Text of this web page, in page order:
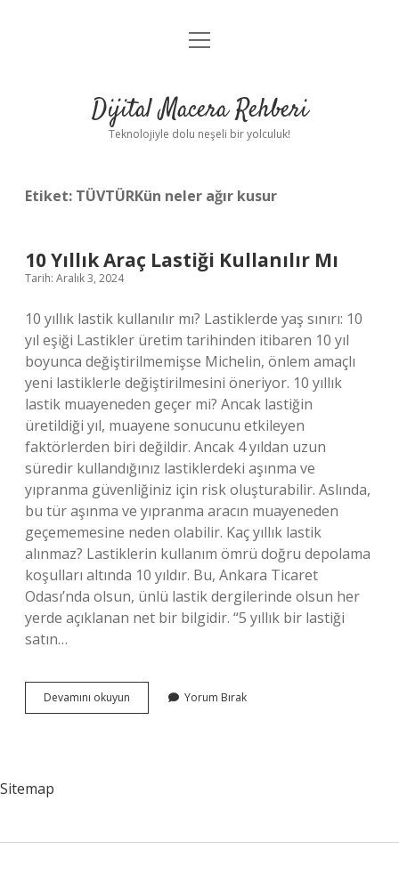
Anasayfa
Yasal Uyarı
menüyü
Dijital Macera Rehberi
Teknolojiyle dolu neşeli bir yolculuk!
Etiket: TÜVTÜRKün neler ağır kusur
10 Yıllık Araç Lastiği Kullanılır Mı
Tarih: Aralık 3, 2024
10 yıllık lastik kullanılır mı? Lastiklerde yaş sınırı: 10
yıl eşiği Lastikler üretim tarihinden itibaren 10 yıl
boyunca değiştirilmemişse Michelin, önlem amaçlı
yeni lastiklerle değiştirilmesini öneriyor. 10 yıllık
lastik muayeneden geçer mi? Ancak lastiğin
üretildiği yıl, muayene sonucunu etkileyen
faktörlerden biri değildir. Ancak 4 yıldan uzun
süredir kullandığınız lastiklerdeki aşınma ve
yıpranma güvenliğiniz için risk oluşturabilir. Aslında,
bu tür aşınma ve yıpranma aracın muayeneden
geçememesine neden olabilir. Kaç yıllık lastik
alınmaz? Lastiklerin kullanım ömrü doğru depolama
koşulları altında 10 yıldır. Bu, Ankara Ticaret
Odası’nda olsun, ünlü lastik dergilerinde olsun her
yerde açıklanan net bir bilgidir. “5 yıllık bir lastiği
satın…
Devamını okuyun
Yıllık
Yorum Bırak
Sitemap